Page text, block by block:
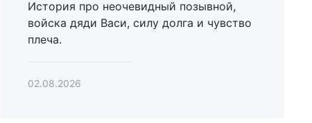
История про неочевидный позывной,
войска дяди Васи, силу долга и чувство
плеча.
02.08.2026